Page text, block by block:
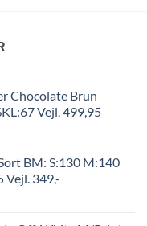
Chocolate Brun
Vejl. 499,95
BM: S:130 M:140
Vejl. 349,-